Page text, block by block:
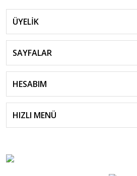
ÜYELİK
SAYFALAR
HESABIM
HIZLI MENÜ